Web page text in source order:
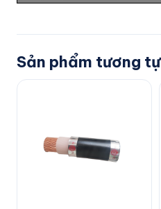
Sản phẩm tương tự